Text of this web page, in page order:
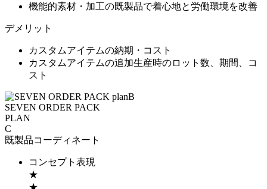
機能的素材・加工の既製品で着心地と労働環境を改善
デメリット
カスタムアイテムの納期・コスト
カスタムアイテムの追加生産時のロット数、期間、コ
スト
SEVEN ORDER PACK
PLAN
C
既製品コーディネート
コンセプト表現
★
★